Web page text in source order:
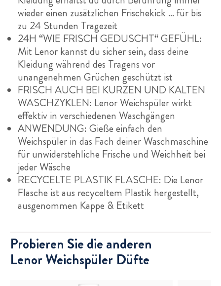
wieder einen zusätzlichen Frischekick ... für bis
zu 24 Stunden Tragezeit
24H “WIE FRISCH GEDUSCHT“ GEFÜHL:
Mit Lenor kannst du sicher sein, dass deine
Kleidung während des Tragens vor
unangenehmen Grüchen geschützt ist
FRISCH AUCH BEI KURZEN UND KALTEN
WASCHZYKLEN: Lenor Weichspüler wirkt
effektiv in verschiedenen Waschgängen
ANWENDUNG: Gieße einfach den
Weichspüler in das Fach deiner Waschmaschine
für unwiderstehliche Frische und Weichheit bei
jeder Wäsche
RECYCELTE PLASTIK FLASCHE: Die Lenor
Flasche ist aus recyceltem Plastik hergestellt,
ausgenommen Kappe & Etikett
Probieren Sie die anderen
Lenor Weichspüler Düfte